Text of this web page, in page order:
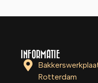
INFORMATIE
Rotterdam